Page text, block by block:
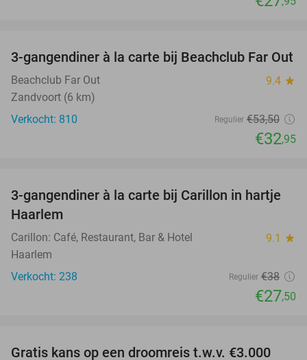
38%
3-gangendiner à la carte bij Beachclub Far Out
Beachclub Far Out 9.4 star
Zandvoort (6 km)
Verkocht: 810
Regulier €53,50
€32,95
28%
3-gangendiner à la carte bij Carillon in hartje
Haarlem
Carillon: Café, Restaurant, Bar & Hotel 9.1 star
Haarlem
Verkocht: 238
Regulier €38
€27,50
Gratis kans op een droomreis t.w.v. €3.000